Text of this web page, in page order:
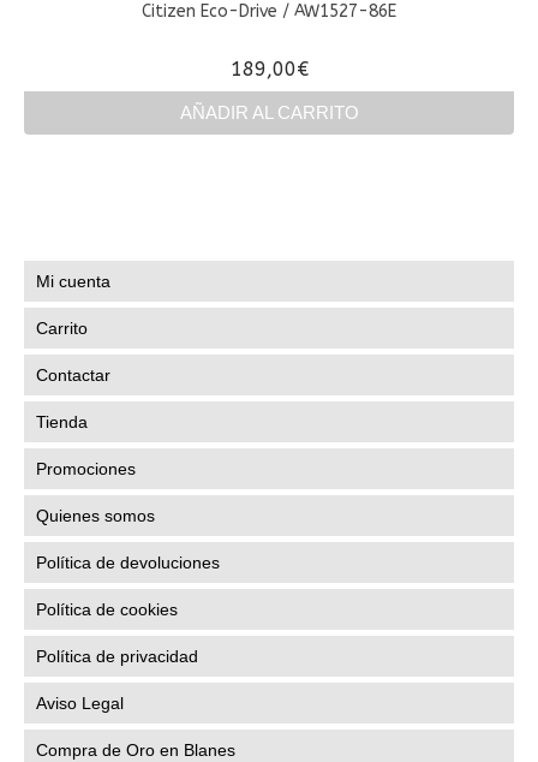
Citizen Eco-Drive / AW1527-86E
189,00€
AÑADIR AL CARRITO
Mi cuenta
Carrito
Contactar
Tienda
Promociones
Quienes somos
Política de devoluciones
Política de cookies
Política de privacidad
Aviso Legal
Compra de Oro en Blanes